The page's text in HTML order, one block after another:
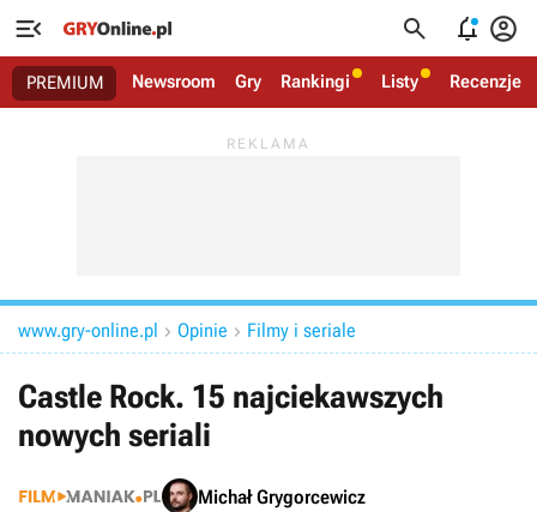
   
PREMIUM Newsroom Gry Rankingi Listy Recenzje
www.gry-online.pl  Opinie  Filmy i seriale
Castle Rock. 15 najciekawszych
nowych seriali
Michał Grygorcewicz